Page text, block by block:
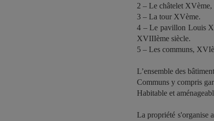
2 – Le châtelet
3 – La tour XVème.
4 – Le pavillon Louis
XVIIIème siècle.
5 – Les communs,
L’ensemble des
Communs y compris
Habitable et
La propriété s'organise